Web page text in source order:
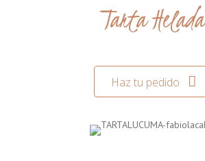
Tarta Helada
Haz tu pedido